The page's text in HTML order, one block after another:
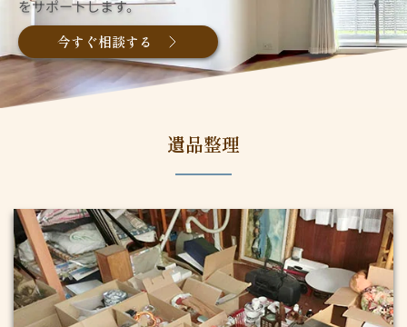
をサポートします。
今すぐ相談する
遺品整理